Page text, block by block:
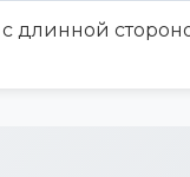
длинной